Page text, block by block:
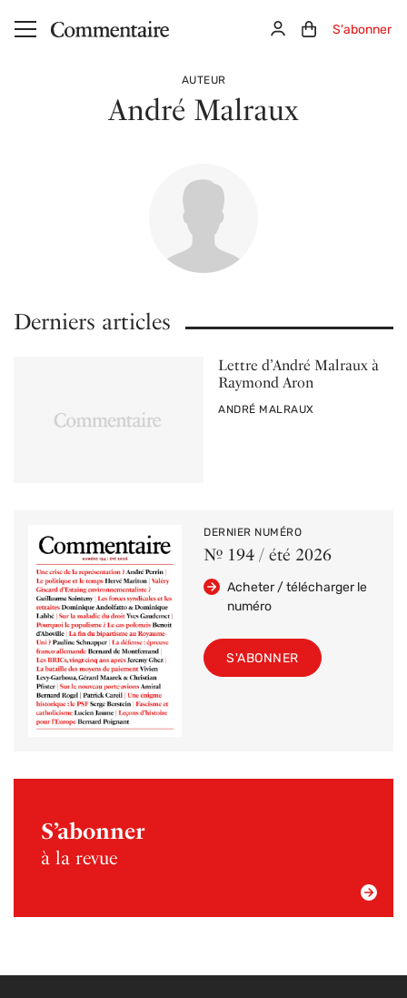
Aller au contenu principal ConnexionPanier (0)
S'abonner
AUTEUR
André Malraux
Derniers articles
Lettre d’André Malraux à
Raymond Aron
PAR
ANDRÉ MALRAUX
DERNIER NUMÉRO
Nº 194 / été 2026
Acheter / télécharger le
numéro
S'ABONNER
S’abonner
à la revue